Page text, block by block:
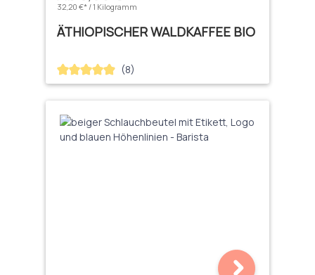
32,20 €* / 1 Kilogramm
ÄTHIOPISCHER WALDKAFFEE BIO
Durchschnittliche Bewertung von 4.88 von 5 Sternen
(8)